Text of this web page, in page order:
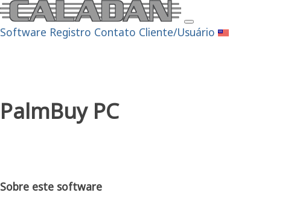
Software Registro Contato Cliente/Usuário
PalmBuy PC
Sobre este software